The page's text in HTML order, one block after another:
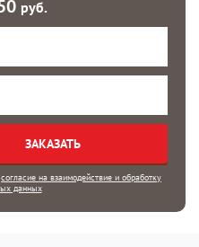
руб.
ЗАКАЗАТЬ
согласие на взаимодействие и обработку
данных